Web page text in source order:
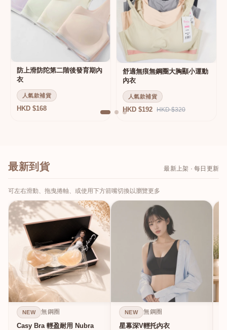
防上滑防陀第二階後發育期內
衣
人氣款補貨
HKD $168
舒適無痕無鋼圈大胸顯小運動
內衣
人氣款補貨
HKD $192 HKD $320
最新到貨 最新上架 · 每日更新
可左右滑動、拖曳捲軸、或使用下方箭嘴切換以瀏覽更多
NEW 無鋼圈
Casy Bra 輕盈耐用 Nubra
NEW 無鋼圈
星幕深V輕托內衣